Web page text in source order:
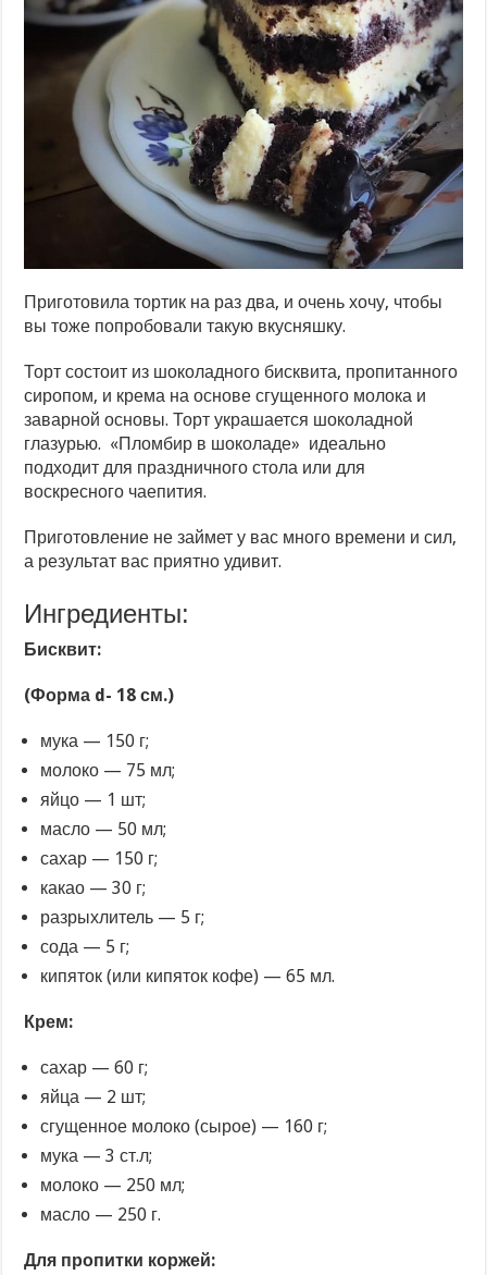
Приготовила тортик на раз два, и очень хочу, чтобы
вы тоже попробовали такую вкусняшку.
Торт состоит из шоколадного бисквита, пропитанного
сиропом, и крема на основе сгущенного молока и
заварной основы. Торт украшается шоколадной
глазурью. «Пломбир в шоколаде» идеально
подходит для праздничного стола или для
воскресного чаепития.
Приготовление не займет у вас много времени и сил,
а результат вас приятно удивит.
Ингредиенты:
Бисквит:
(Форма d- 18 см.)
мука — 150 г;
молоко — 75 мл;
яйцо — 1 шт;
масло — 50 мл;
сахар — 150 г;
какао — 30 г;
разрыхлитель — 5 г;
сода — 5 г;
кипяток (или кипяток кофе) — 65 мл.
Крем:
сахар — 60 г;
яйца — 2 шт;
сгущенное молоко (сырое) — 160 г;
мука — 3 ст.л;
молоко — 250 мл;
масло — 250 г.
Для пропитки коржей: